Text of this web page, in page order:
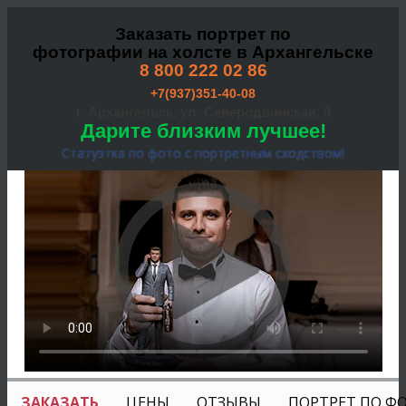
Заказать портрет по
фотографии на холсте в Архангельске
8 800 222 02 86
+7(937)351-40-08
Дарите близким лучшее!
Статуэтка по фото с портретным сходством!